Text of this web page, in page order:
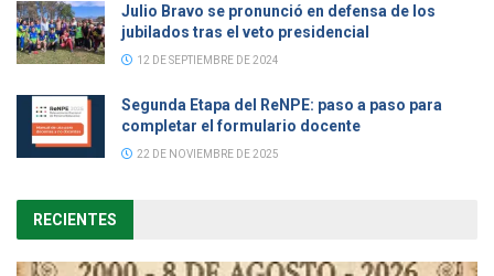
Julio Bravo se pronunció en defensa de los
jubilados tras el veto presidencial
12 DE SEPTIEMBRE DE 2024
Segunda Etapa del ReNPE: paso a paso para
completar el formulario docente
22 DE NOVIEMBRE DE 2025
RECIENTES